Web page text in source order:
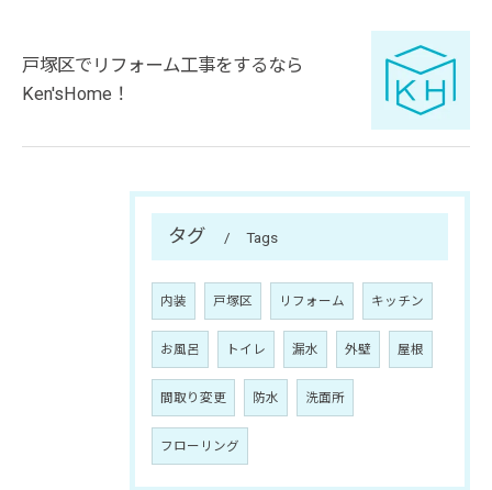
戸塚区でリフォーム工事をするなら
Ken'sHome！
タグ Tags
内装 戸塚区 リフォーム キッチン
お風呂 トイレ 漏水 外壁 屋根
間取り変更 防水 洗面所
フローリング